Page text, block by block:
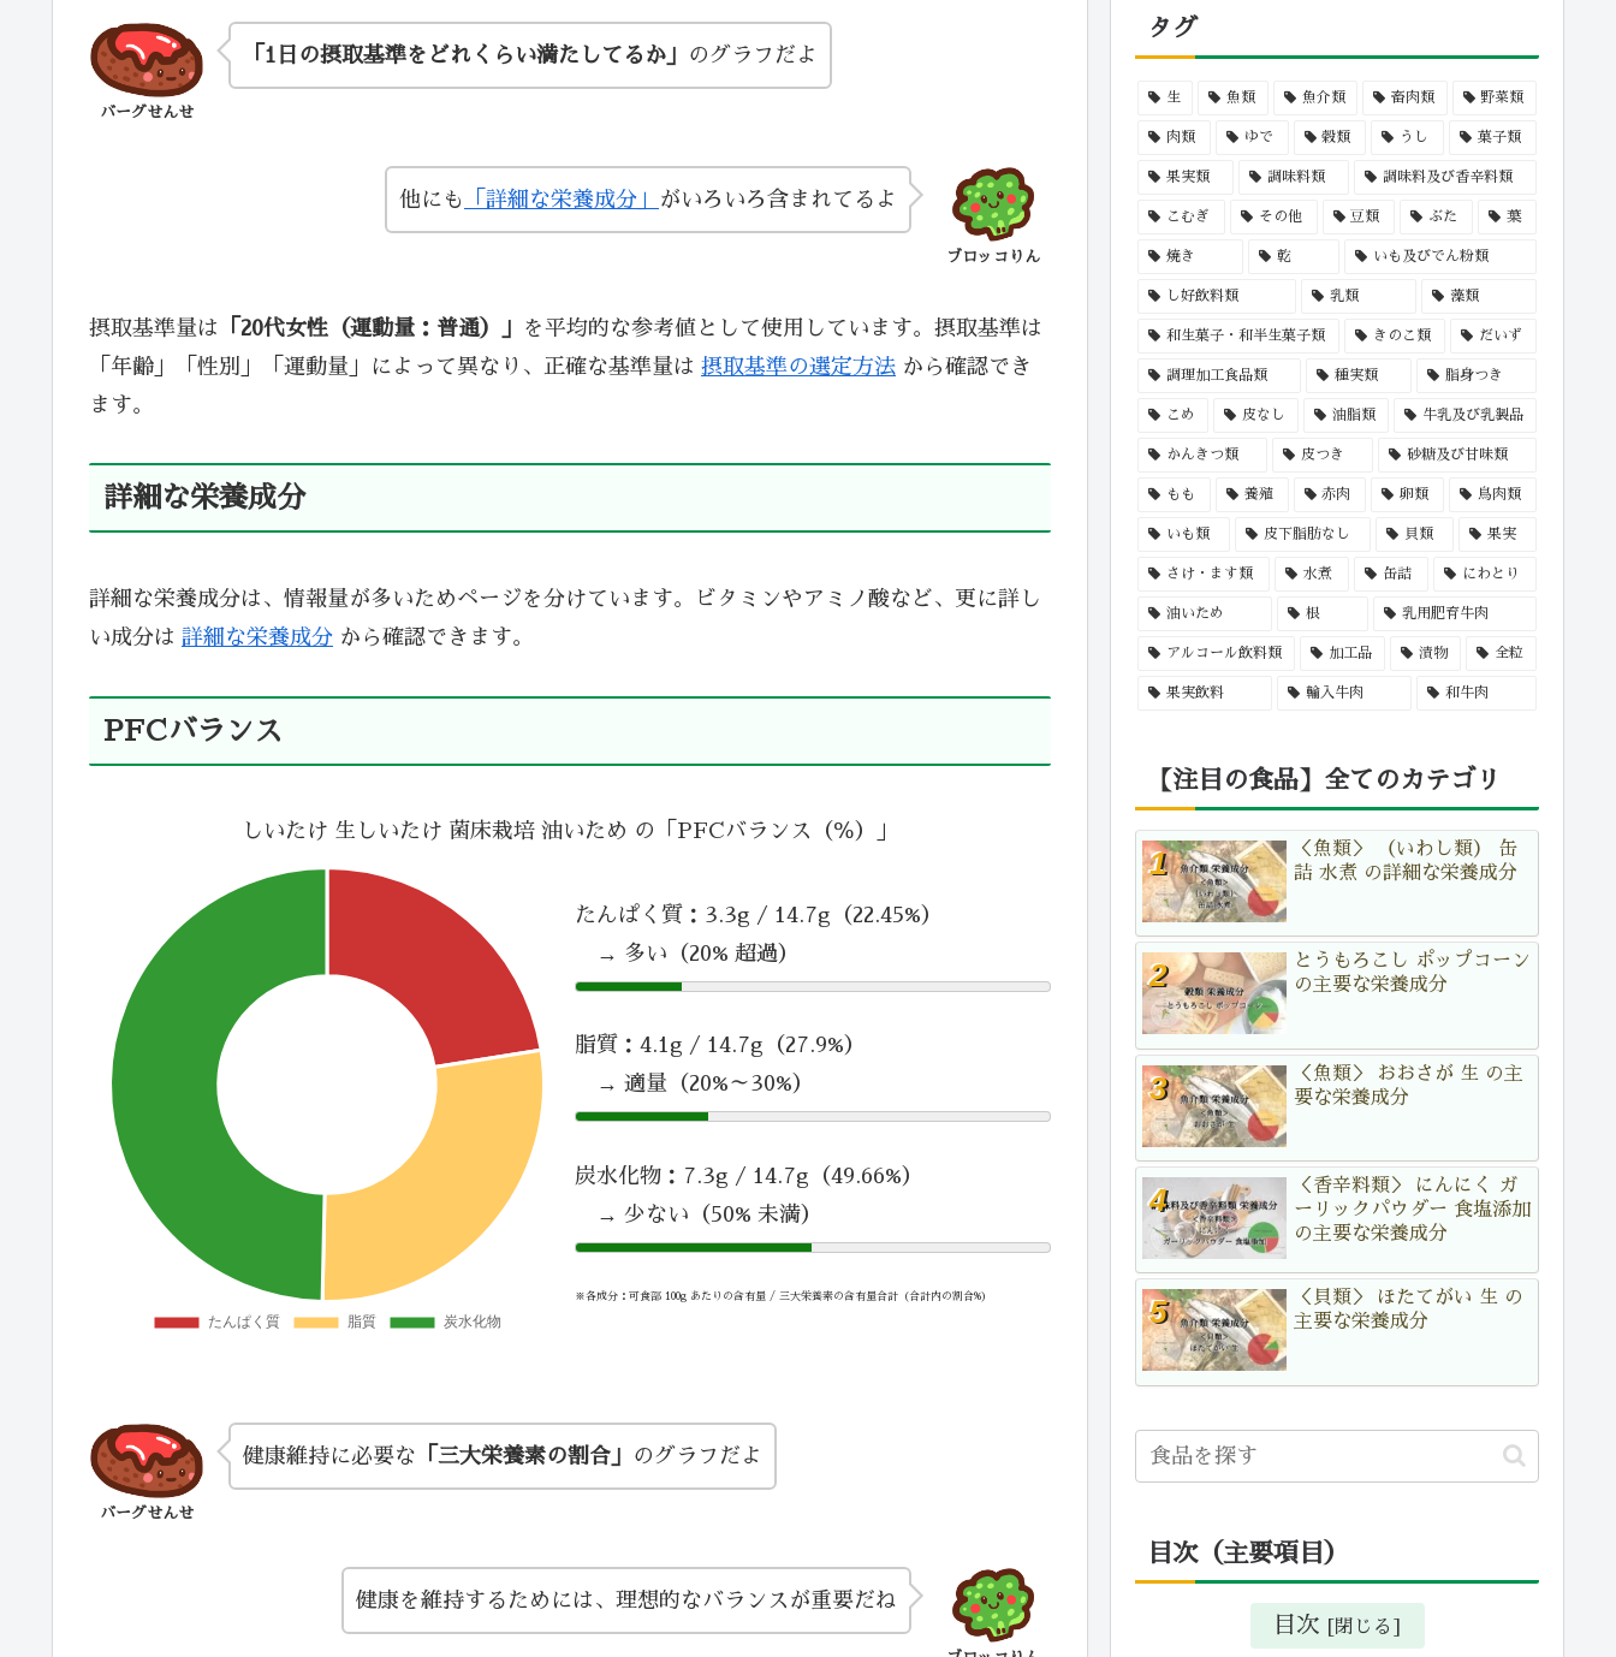
バーグせんせ
「1日の摂取基準をどれくらい満たしてるか」 のグラフだよ
ブロッコりん
他にも 「詳細な栄養成分」 がいろいろ含まれてるよ
摂取基準量は 「20代女性（運動量：普通）」
を平均的な参考値として使用しています。摂取基準は
「年齢」「性別」「運動量」によって異なり、正確な基準量は 摂取基準の選定方法 から確認でき
ます。
詳細な栄養成分
詳細な栄養成分は、情報量が多いためページを分けています。ビタミンやアミノ酸など、更に詳し
い成分は 詳細な栄養成分 から確認できます。
PFCバランス
しいたけ 生しいたけ 菌床栽培 油いため の「PFCバランス（％）」
たんぱく質：3.3g / 14.7g（22.45%）
→ 多い（20% 超過）
脂質：4.1g / 14.7g（27.9%）
→ 適量（20%～30%）
炭水化物：7.3g / 14.7g（49.66%）
→ 少ない（50% 未満）
※各成分：可食部 100g あたりの含有量 / 三大栄養素の含有量合計（合計内の割合%）
バーグせんせ
健康維持に必要な 「三大栄養素の割合」 のグラフだよ
健康を維持するためには、理想的なバランスが重要だね
タグ
生 魚類 魚介類 畜肉類 野菜類
肉類 ゆで 穀類 うし 菓子類
果実類 調味料類 調味料及び香辛料類
こむぎ その他 豆類 ぶた 葉
焼き 乾 いも及びでん粉類
し好飲料類 乳類 藻類
和生菓子・和半生菓子類 きのこ類 だいず
調理加工食品類 種実類 脂身つき
こめ 皮なし 油脂類 牛乳及び乳製品
かんきつ類 皮つき 砂糖及び甘味類
もも 養殖 赤肉 卵類 鳥肉類
いも類 皮下脂肪なし 貝類 果実
さけ・ます類 水煮 缶詰 にわとり
油いため 根 乳用肥育牛肉
アルコール飲料類 加工品 漬物 全粒
果実飲料 輸入牛肉 和牛肉
【注目の食品】全てのカテゴリ
＜魚類＞ （いわし類） 缶
詰 水煮 の詳細な栄養成分
とうもろこし ポップコーン
の主要な栄養成分
＜魚類＞ おおさが 生 の主
要な栄養成分
＜香辛料類＞ にんにく ガ
ーリックパウダー 食塩添加
の主要な栄養成分
＜貝類＞ ほたてがい 生 の
主要な栄養成分
目次（主要項目）
目次